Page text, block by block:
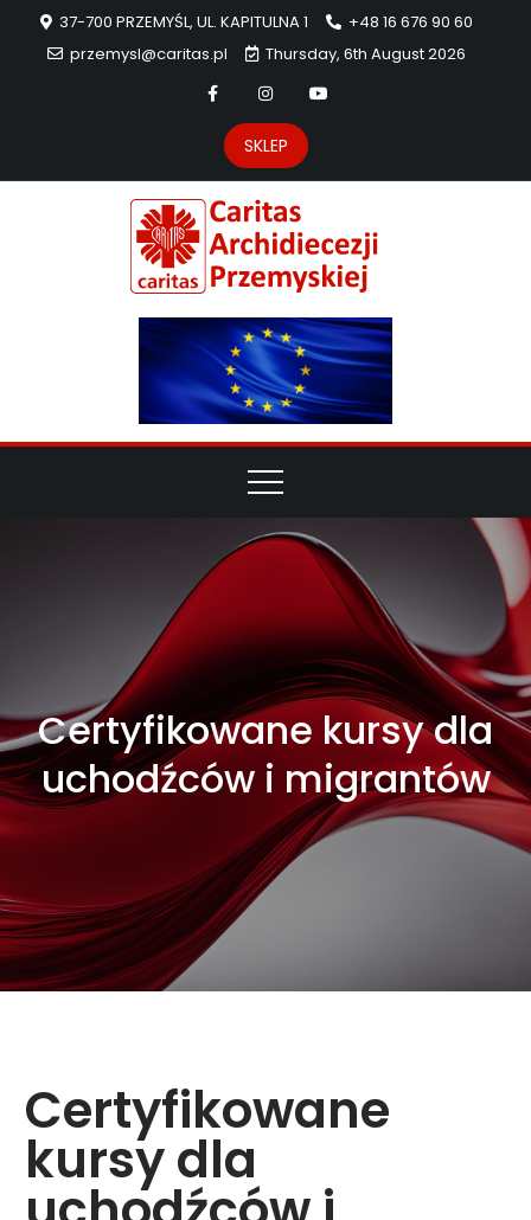
37-700 PRZEMYŚL, UL. KAPITULNA 1
+48 16 676 90 60
przemysl@caritas.pl
Thursday, 6th August 2026
SKLEP
Certyfikowane kursy dla
uchodźców i migrantów
Certyfikowane
kursy dla